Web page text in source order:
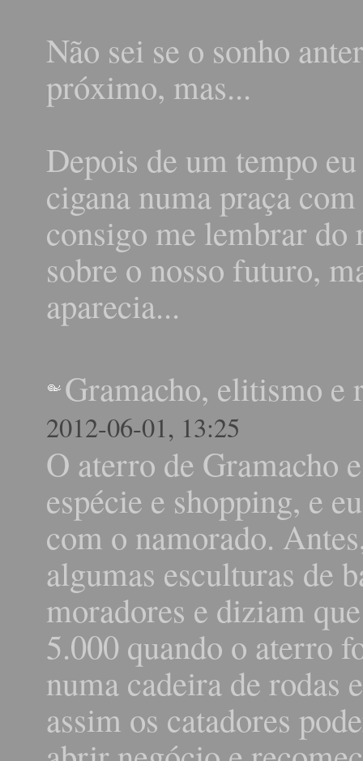
Não sei se o sonho
próximo, mas...
Depois de um tempo
cigana numa praça
consigo me lembrar do
sobre o nosso futuro,
aparecia...
Gramacho, elitismo e
2012-06-01, 13:25
O aterro de Gramacho
espécie e shopping, e
com o namorado.
algumas esculturas de
moradores e diziam
5.000 quando o aterro
numa cadeira de rodas
assim os catadores